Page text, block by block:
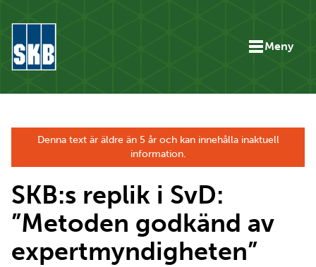
Meny
Denna text är äldre än 5 år och kan innehålla inaktuell
information.
SKB:s replik i SvD:
”Metoden godkänd av
expertmyndigheten”